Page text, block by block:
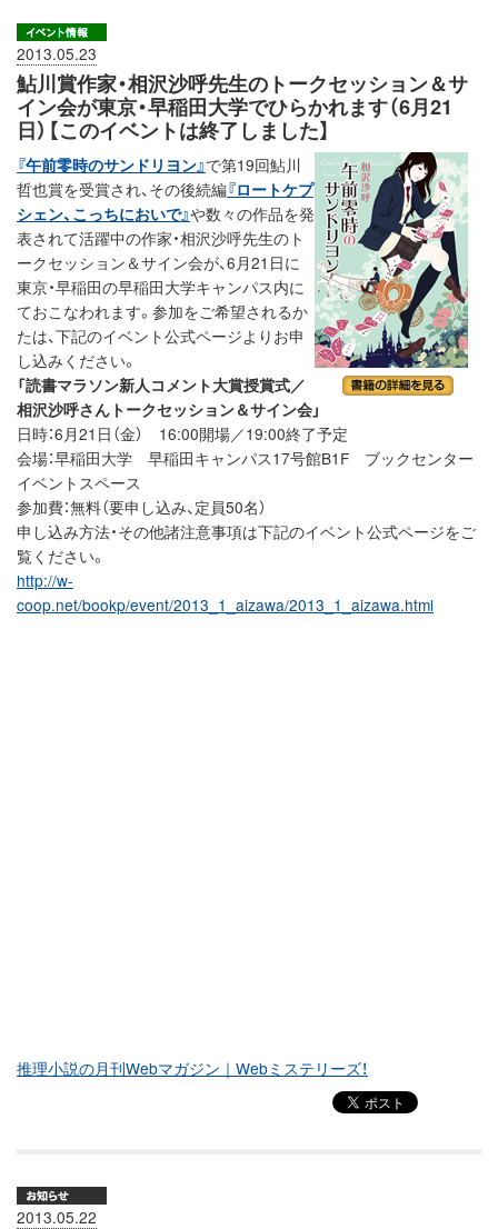
2013.05.23
鮎川賞作家・相沢沙呼先生のトークセッション＆サ
イン会が東京・早稲田大学でひらかれます（6月21
日）【このイベントは終了しました】
『午前零時のサンドリヨン』で第19回鮎川
哲也賞を受賞され、その後続編『ロートケプ
シェン、こっちにおいで』や数々の作品を発
表されて活躍中の作家・相沢沙呼先生のト
ークセッション＆サイン会が、6月21日に
東京・早稲田の早稲田大学キャンパス内に
ておこなわれます。参加をご希望されるか
たは、下記のイベント公式ページよりお申
し込みください。
「読書マラソン新人コメント大賞授賞式／
相沢沙呼さんトークセッション＆サイン会」
日時：6月21日（金） 16:00開場／19:00終了予定
会場：早稲田大学 早稲田キャンパス17号館B1F ブックセンター
イベントスペース
参加費：無料（要申し込み、定員50名）
申し込み方法・その他諸注意事項は下記のイベント公式ページをご
覧ください。
http://w-
coop.net/bookp/event/2013_1_aizawa/2013_1_aizawa.html
推理小説の月刊Webマガジン｜Webミステリーズ！
2013.05.22